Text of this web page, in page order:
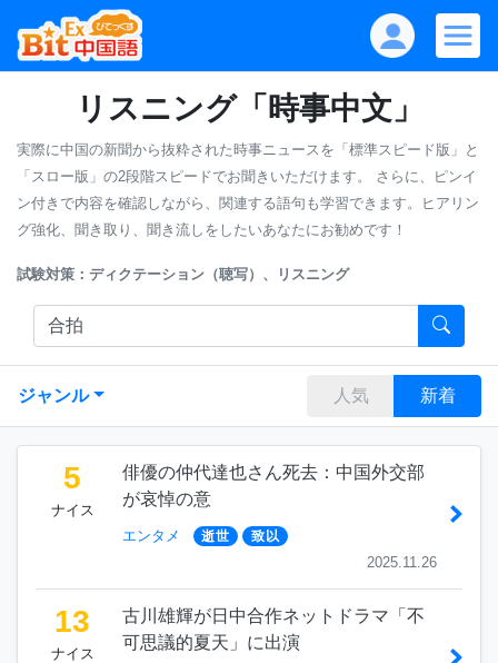
リスニング「時事中文」
実際に中国の新聞から抜粋された時事ニュースを「標準スピード版」と
「スロー版」の2段階スピードでお聞きいただけます。
さらに、ピンイ
ン付きで内容を確認しながら、関連する語句も学習できます。ヒアリン
グ強化、聞き取り、聞き流しをしたいあなたにお勧めです！
試験対策：ディクテーション（聴写）、リスニング
ジャンル 人気 新着
5
ナイス
俳優の仲代達也さん死去：中国外交部
が哀悼の意
エンタメ 逝世 致以
2025.11.26
13
ナイス
古川雄輝が日中合作ネットドラマ「不
可思議的夏天」に出演